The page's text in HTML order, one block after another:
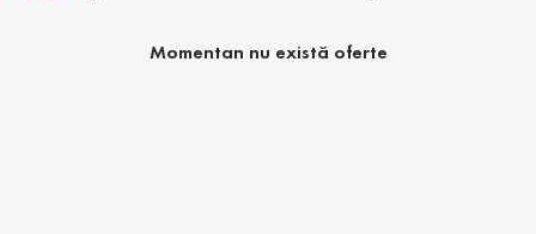
Momentan nu există oferte